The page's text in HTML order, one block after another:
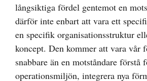
långsiktiga fördel gentemot en
därför inte enbart att vara ett
en specifik organisationsstruktur
koncept. Den kommer att vara vår
snabbare än en motståndare förstå
operationsmiljön, integrera nya